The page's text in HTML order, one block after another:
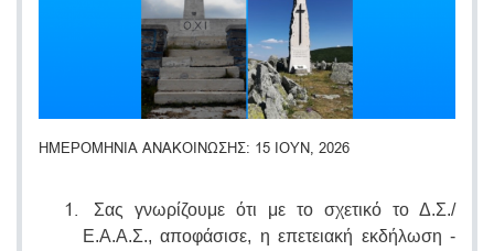
ΗΜΕΡΟΜΗΝΙΑ ΑΝΑΚΟΙΝΩΣΗΣ 15 ΙΟΥΝ, 2026
Σας γνωρίζουμε ότι με το σχετικό το Δ.Σ./
Ε.Α.Α.Σ., αποφάσισε, η επετειακή εκδήλωση -